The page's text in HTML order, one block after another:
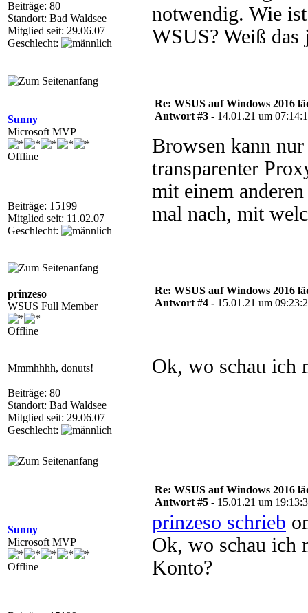
Beiträge: 80
Standort: Bad Waldsee
Mitglied seit: 29.06.07
Geschlecht:
notwendig. Wie
WSUS? Weiß das
Sunny
Microsoft MVP
Offline
Beiträge: 15199
Mitglied seit: 11.02.07
Geschlecht:
Re: WSUS auf Windows 2016
Antwort #3 - 14.01.21 um
Browsen kann
transparenter
mit einem
mal nach, mit
prinzeso
WSUS Full Member
Offline
Mmmhhhh, donuts!
Beiträge: 80
Standort: Bad Waldsee
Mitglied seit: 29.06.07
Geschlecht:
Re: WSUS auf Windows 2016
Antwort #4 - 15.01.21 um
Ok, wo schau ich
Sunny
Microsoft MVP
Offline
Re: WSUS auf Windows 2016
Antwort #5 - 15.01.21 um
prinzeso schrieb
Ok, wo schau ich
Konto?